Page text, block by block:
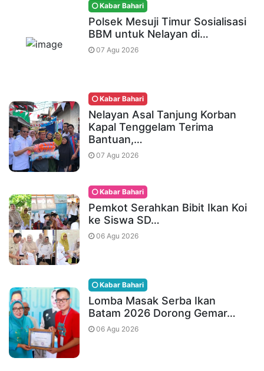
Kabar Bahari
Polsek Mesuji Timur Sosialisasi
BBM untuk Nelayan di…
07 Agu 2026
Kabar Bahari
Nelayan Asal Tanjung Korban
Kapal Tenggelam Terima
Bantuan,…
07 Agu 2026
Kabar Bahari
Pemkot Serahkan Bibit Ikan Koi
ke Siswa SD…
06 Agu 2026
Kabar Bahari
Lomba Masak Serba Ikan
Batam 2026 Dorong Gemar…
06 Agu 2026